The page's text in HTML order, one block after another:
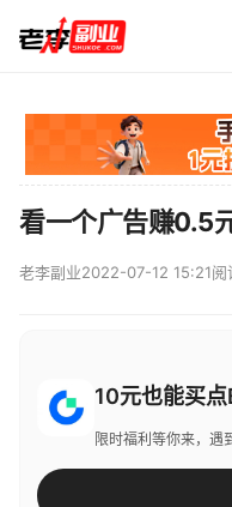
看一个广告赚0.5
老李副业2022-07-12 15:21阅
10元也能买
限时福利等你来，遇